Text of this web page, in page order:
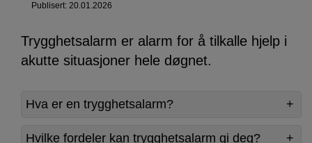
Publisert: 20.01.2026
Trygghetsalarm er alarm for å tilkalle hjelp i
akutte situasjoner hele døgnet.
Hva er en trygghetsalarm?
Hvilke fordeler kan trygghetsalarm gi deg?